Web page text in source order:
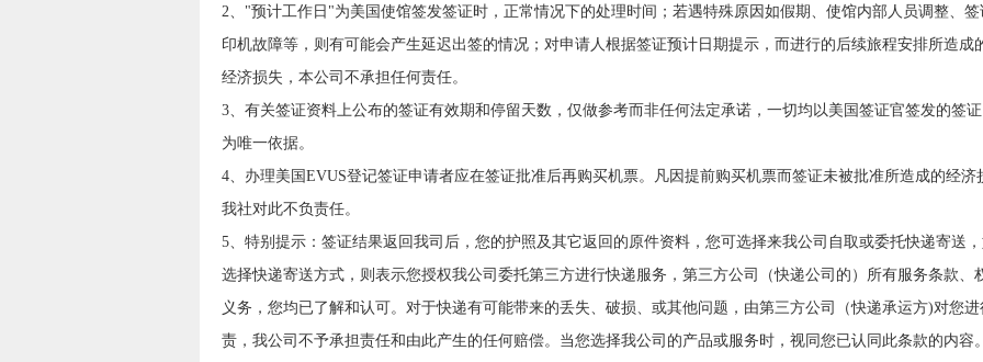
2、"预计工作日"为美国使馆签发签证时，正常情况下的处理时间；若遇特殊原因如假期、使馆内部人员调整、签
印机故障等，则有可能会产生延迟出签的情况；对申请人根据签证预计日期提示，而进行的后续旅程安排所造成
经济损失，本公司不承担任何责任。
3、有关签证资料上公布的签证有效期和停留天数，仅做参考而非任何法定承诺，一切均以美国签证官签发的签
为唯一依据。
4、办理美国EVUS登记签证申请者应在签证批准后再购买机票。凡因提前购买机票而签证未被批准所造成的经济
我社对此不负责任。
5、特别提示：签证结果返回我司后，您的护照及其它返回的原件资料，您可选择来我公司自取或委托快递寄送
选择快递寄送方式，则表示您授权我公司委托第三方进行快递服务，第三方公司（快递公司的）所有服务条款、
义务，您均已了解和认可。对于快递有可能带来的丢失、破损、或其他问题，由第三方公司（快递承运方)对您进
责，我公司不予承担责任和由此产生的任何赔偿。当您选择我公司的产品或服务时，视同您已认同此条款的内容